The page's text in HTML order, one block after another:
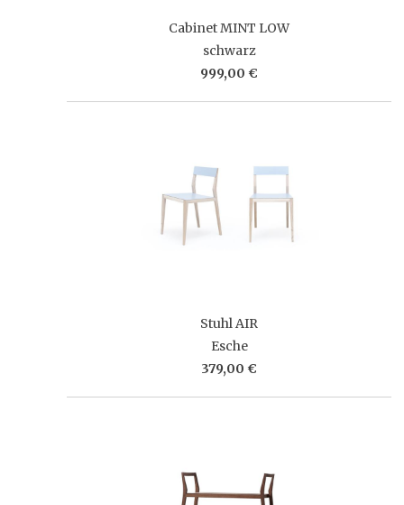
Cabinet MINT LOW
schwarz
999,00 €
Stuhl AIR
Esche
379,00 €